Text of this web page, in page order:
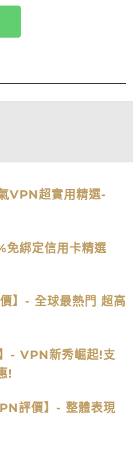
VPN超實用精選-
綁定信用卡精選
】- 全球最熱門 超高
- VPN新秀崛起!支
!
評價】- 整體表現